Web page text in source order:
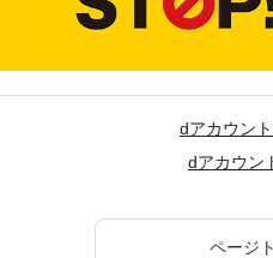
dアカウン
dアカウン
ページ